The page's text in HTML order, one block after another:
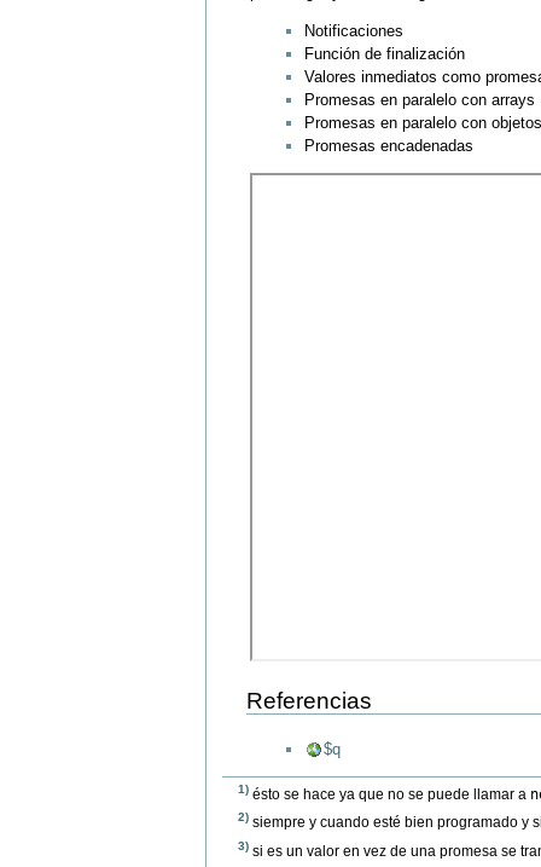
Notificaciones
Función de finalización
Valores inmediatos como
Promesas en paralelo con arrays
Promesas en paralelo con objetos
Promesas encadenadas
Referencias
$q
1)ésto se hace ya que no se puede llamar a
2)siempre y cuando esté bien programado y
3)si es un valor en vez de una promesa se